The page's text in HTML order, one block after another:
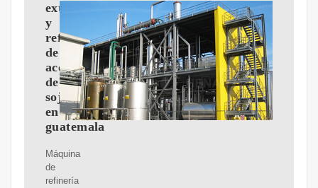
extractor
y
refineria
de
aceite
de
soja
en
guatemala
Máquina
de
refinería